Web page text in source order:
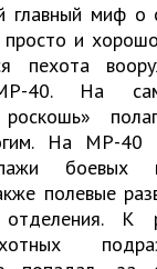
главный миф о
просто и
пехота
40. На
роскошь»
На MP-40
боевых
полевые
К